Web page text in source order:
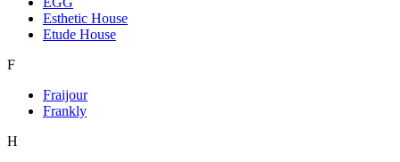
Esthetic House
Etude House
F
Fraijour
Frankly
H